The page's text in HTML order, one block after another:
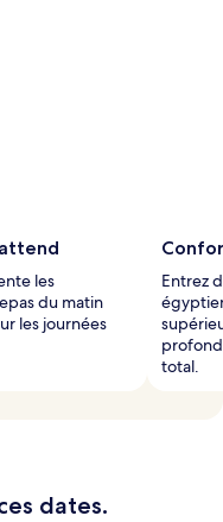
les
du matin
les journées
Entrez
total.
dates.